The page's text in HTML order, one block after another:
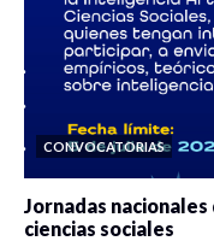
CONVOCATORIAS
Jornadas
ciencias sociales